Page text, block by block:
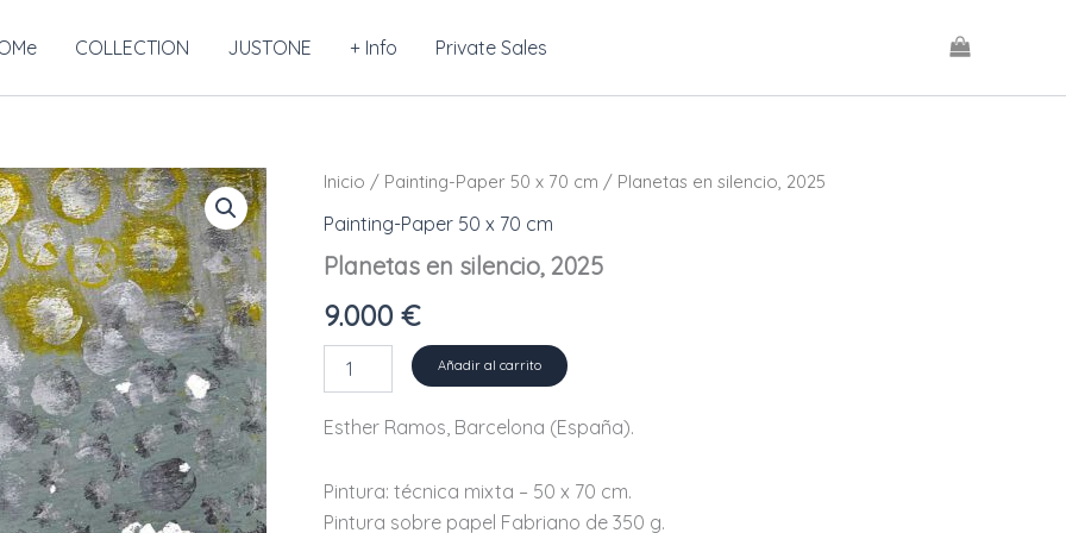
COLLECTION JUSTONE + Info Private Sales
Inicio / Painting-Paper 50 x 70 cm / Planetas en silencio, 2025
Painting-Paper 50 x 70 cm
Planetas en silencio, 2025
9.000 €
2025
Añadir al carrito
Esther Ramos, Barcelona (España).
Pintura: técnica mixta – 50 x 70 cm.
Pintura sobre papel Fabriano de 350 g.